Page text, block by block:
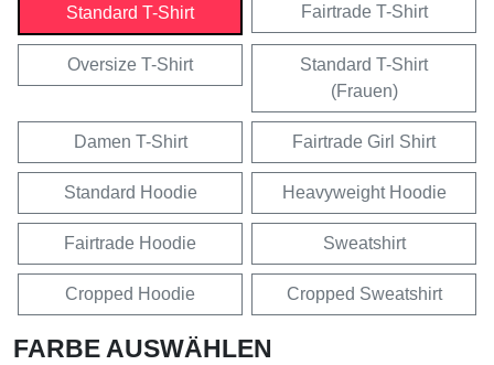
Standard T-Shirt Fairtrade T-Shirt
Oversize T-Shirt
Standard T-Shirt
(Frauen)
Damen T-Shirt Fairtrade Girl Shirt
Standard Hoodie Heavyweight Hoodie
Fairtrade Hoodie Sweatshirt
Cropped Hoodie Cropped Sweatshirt
FARBE AUSWÄHLEN